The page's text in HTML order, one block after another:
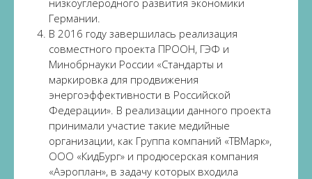
низкоуглеродного развития экономики
Германии.
В 2016 году завершилась реализация
совместного проекта ПРООН, ГЭФ и
Минобрнауки России «Стандарты и
маркировка для продвижения
энергоэффективности в Российской
Федерации». В реализации данного проекта
принимали участие такие медийные
организации, как Группа компаний «ТВМарк»,
ООО «КидБург» и продюсерская компания
«Аэроплан», в задачу которых входила